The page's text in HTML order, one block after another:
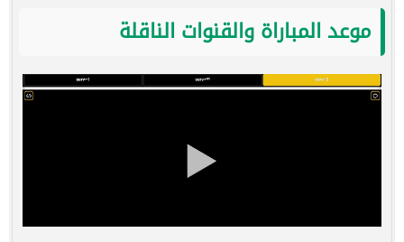
موعد المباراة والقنوات الناقلة